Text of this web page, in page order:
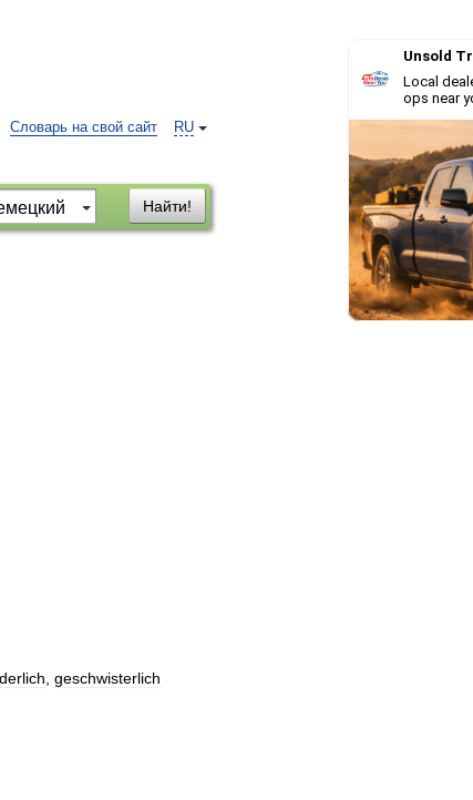
RU
Словарь на свой сайт
Найти!
geschwisterlich